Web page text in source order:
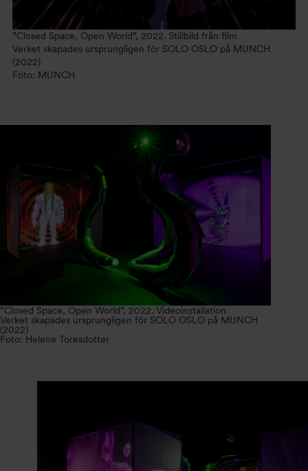
”Closed Space, Open World”, 2022. Stillbild från film
Verket skapades ursprungligen för SOLO OSLO på MUNCH
(2022)
Foto: MUNCH
”Closed Space, Open World”, 2022. Videoinstallation
Verket skapades ursprungligen för SOLO OSLO på MUNCH
(2022)
Foto: Helene Toresdotter